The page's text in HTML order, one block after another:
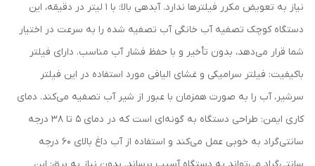
نیاز به تعویض مکرر فیلترها ندارد. آبدهی بالا: با 1 لیتر در دقیقه، این
دستگاه کوچک تصفیه آب خانگی آب تصفیه شده را به سرعت در اختیار
شما قرار می‌دهد، بدون تأخیر و با حفظ فشار آب مناسب. دارای فیلتر
باکیفیت: فیلتر سرامیکی و غشای الیافی مورد استفاده در این فیلتر
سرشیر، آب را به صورت همزمان با عبور از شیر آب تصفیه می‌کند. دمای
کاری ایمن: طراحی دستگاه به گونه‌ای است که در دمای 5 تا 38 درجه
سانتی‌گراد به خوبی عمل می‌کند و استفاده از آب داغ بالای 60 درجه